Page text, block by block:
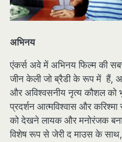
अभिनय
एंकर्स अवे में अभिनय फिल्म की
जीन केली जो ब्रैडी के रूप में हैं,
और अविश्वसनीय नृत्य कौशल को
प्रदर्शन आत्मविश्वास और
को देखने लायक और मनोरंजक
विशेष रूप से जेरी द माउस के